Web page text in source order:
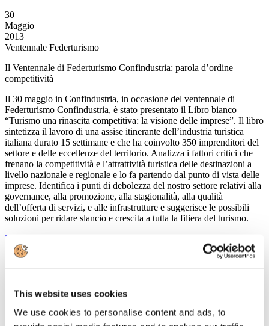
This website uses cookies
We use cookies to personalise content and ads, to
30
Maggio
2013
Ventennale Federturismo
Il Ventennale di Federturismo Confindustria: parola d’ordine
competitività
Il 30 maggio in Confindustria, in occasione del ventennale di
Federturismo Confindustria, è stato presentato il Libro bianco
“Turismo una rinascita competitiva: la visione delle imprese”. Il libro
sintetizza il lavoro di una assise itinerante dell’industria turistica
italiana durato 15 settimane e che ha coinvolto 350 imprenditori del
settore e delle eccellenze del territorio. Analizza i fattori critici che
frenano la competitività e l’attrattività turistica delle destinazioni a
livello nazionale e regionale e lo fa partendo dal punto di vista delle
imprese. Identifica i punti di debolezza del nostro settore relativi alla
governance, alla promozione, alla stagionalità, alla qualità
dell’offerta di servizi, e alle infrastrutture e suggerisce le possibili
soluzioni per ridare slancio e crescita a tutta la filiera del turismo.
Leggi tutto...
Confindustria Nord Sardegna
Seminario sul turismo